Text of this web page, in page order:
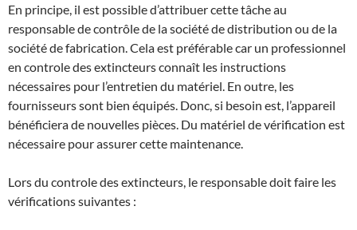
En principe, il est possible d’attribuer cette tâche au
responsable de contrôle de la société de distribution ou de la
société de fabrication. Cela est préférable car un professionnel
en controle des extincteurs connaît les instructions
nécessaires pour l’entretien du matériel. En outre, les
fournisseurs sont bien équipés. Donc, si besoin est, l’appareil
bénéficiera de nouvelles pièces. Du matériel de vérification est
nécessaire pour assurer cette maintenance.
Lors du controle des extincteurs, le responsable doit faire les
vérifications suivantes :